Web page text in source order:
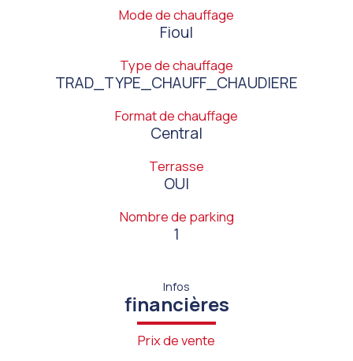
Mode de chauffage
Fioul
Type de chauffage
TRAD_TYPE_CHAUFF_CHAUDIERE
Format de chauffage
Central
Terrasse
OUI
Nombre de parking
1
Infos
financières
Prix de vente